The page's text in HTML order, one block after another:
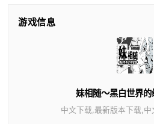
游戏信息
妹相随～黑白世界
中文下载,最新版本下载,